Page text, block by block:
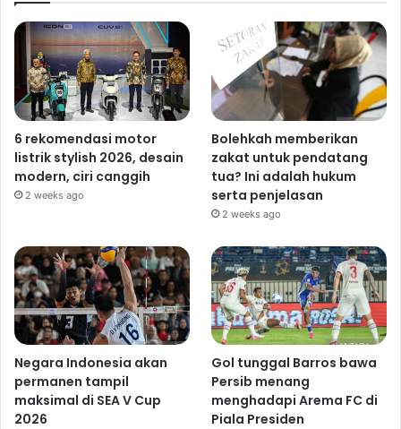
6 rekomendasi motor
listrik stylish 2026, desain
modern, ciri canggih
2 weeks ago
Bolehkah memberikan
zakat untuk pendatang
tua? Ini adalah hukum
serta penjelasan
2 weeks ago
Negara Indonesia akan
permanen tampil
maksimal di SEA V Cup
2026
Gol tunggal Barros bawa
Persib menang
menghadapi Arema FC di
Piala Presiden